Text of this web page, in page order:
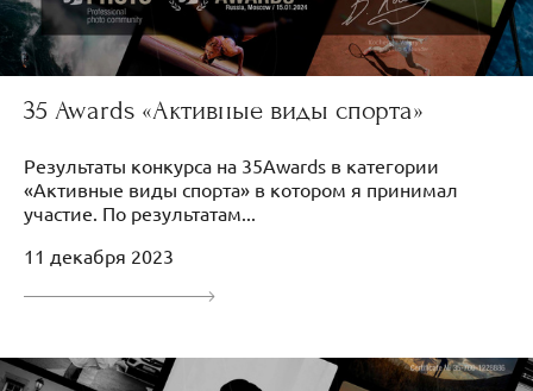
35 Awards «Активные виды спорта»
Результаты конкурса на 35Awards в категории
«Активные виды спорта» в котором я принимал
участие. По результатам...
11 декабря 2023